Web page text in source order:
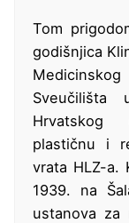
Tom
godišnjica
Hrvatskog
plastičnu i
vrata HLZ-a.
1939. na
ustanova za